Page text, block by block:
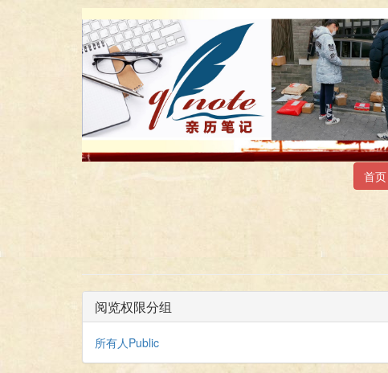
首页
阅览权限分组
所有人Public